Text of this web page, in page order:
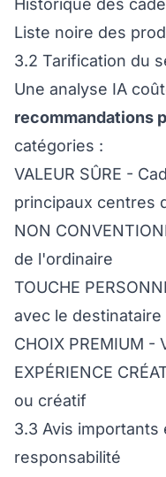
Historique des
Liste noire des
3.2 Tarification du
Une analyse IA
recommandations
catégories :
VALEUR SÛRE -
principaux centres
NON
de l'ordinaire
TOUCHE
avec le destinataire
CHOIX PREMIUM
EXPÉRIENCE
ou créatif
3.3 Avis importants
responsabilité